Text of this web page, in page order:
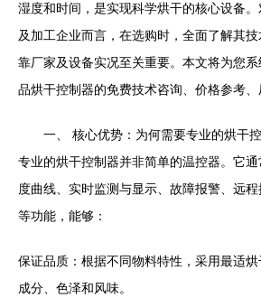
湿度和时间，是实现科学烘干的核心设备
及加工企业而言，在选购时，全面了解其
靠厂家及设备实况至关重要。本文将为您
品烘干控制器的免费技术咨询、价格参考、
一、 核心优势：为何需要专业的烘干
专业的烘干控制器并非简单的温控器。它
度曲线、实时监测与显示、故障报警、远程
等功能，能够：
保证品质：根据不同物料特性，采用最适
成分、色泽和风味。